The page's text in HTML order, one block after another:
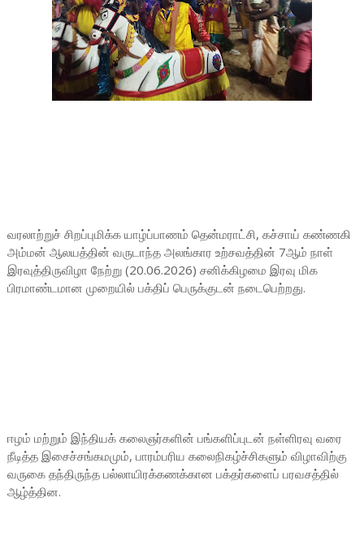
வரலாற்றுச் சிறப்புமிக்க யாழ்ப்பாணம் தென்மராட்சி, கச்சாய் கண்ணகி
அம்மன் ஆலயத்தின் வருடாந்த அலங்கார உற்சவத்தின் 7ஆம் நாள்
இரவுத்திருவிழா நேற்று (20.06.2026) சனிக்கிழமை இரவு மிக
பிரமாண்டமான முறையில் பக்திப் பெருக்குடன் நடைபெற்றது.
ஈழம் மற்றும் இந்தியக் கலைஞர்களின் பங்களிப்புடன் நள்ளிரவு வரை
நீடித்த இசைச்சங்கமமும், பாரம்பரிய கலைநிகழ்ச்சிகளும் விழாவிற்கு
வருகை தந்திருந்த பல்லாயிரக்கணக்கான பக்தர்களைப் பரவசத்தில்
ஆழ்த்தின.